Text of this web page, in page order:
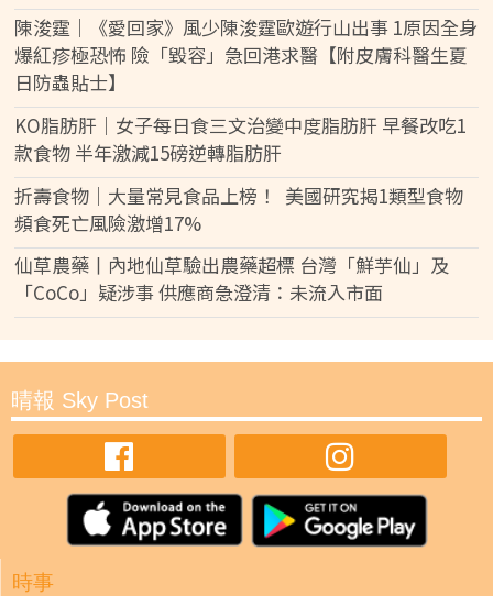
陳浚霆｜《愛回家》風少陳浚霆歐遊行山出事 1原因全身
爆紅疹極恐怖 險「毀容」急回港求醫【附皮膚科醫生夏
日防蟲貼士】
KO脂肪肝｜女子每日食三文治變中度脂肪肝 早餐改吃1
款食物 半年激減15磅逆轉脂肪肝
折壽食物｜大量常見食品上榜！ 美國研究揭1類型食物
頻食死亡風險激增17%
仙草農藥丨內地仙草驗出農藥超標 台灣「鮮芋仙」及
「CoCo」疑涉事 供應商急澄清：未流入市面
晴報 Sky Post
時事